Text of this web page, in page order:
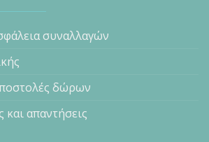
συναλλαγών
δώρων
και απαντήσεις